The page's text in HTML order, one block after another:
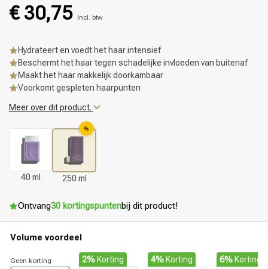
€ 30,75 Incl. btw
Hydrateert en voedt het haar intensief
Beschermt het haar tegen schadelijke invloeden van buitenaf
Maakt het haar makkelijk doorkambaar
Voorkomt gespleten haarpunten
Meer over dit product.
40 ml
%
250 ml
Ontvang30 kortingspuntenbij dit product!
Volume voordeel
Geen korting 2% Korting 4% Korting 6% Korting